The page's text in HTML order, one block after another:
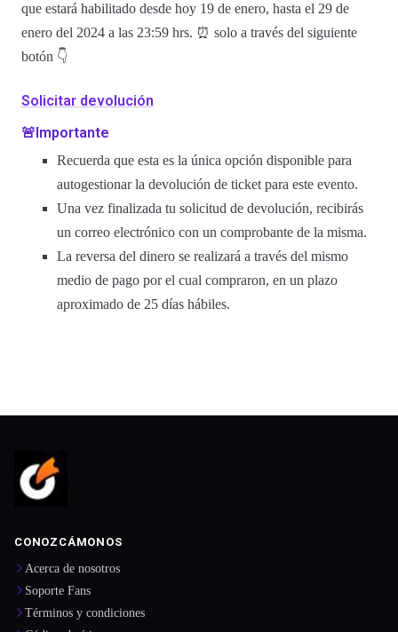
que estará habilitado desde hoy 19 de enero, hasta el 29 de
enero del 2024 a las 23:59 hrs. ⏰ solo a través del siguiente
botón 👇
Solicitar devolución
🚨Importante
Recuerda que esta es la única opción disponible para
autogestionar la devolución de ticket para este evento.
Una vez finalizada tu solicitud de devolución, recibirás
un correo electrónico con un comprobante de la misma.
La reversa del dinero se realizará a través del mismo
medio de pago por el cual compraron, en un plazo
aproximado de 25 días hábiles.
CONOZCÁMONOS
Acerca de nosotros
Soporte Fans
Términos y condiciones